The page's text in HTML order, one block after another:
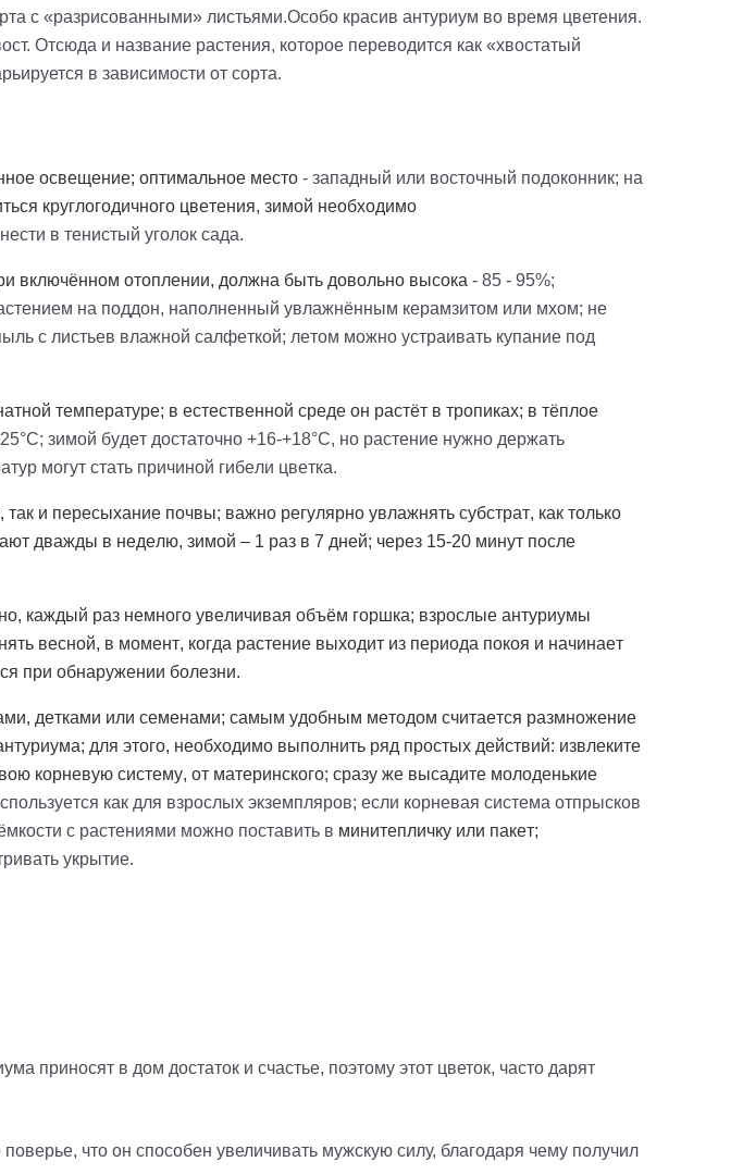
с «разрисованными» листьями.Особо красив антуриум во время цветения.
Отсюда и название растения, которое переводится как «хвостатый
в зависимости от сорта.
освещение; оптимальное место - западный или восточный подоконник; на
круглогодичного цветения, зимой необходимо
в тенистый уголок сада.
включённом отоплении, должна быть довольно высока - 85 - 95%;
на поддон, наполненный увлажнённым керамзитом или мхом; не
с листьев влажной салфеткой; летом можно устраивать купание под
температуре; в естественной среде он растёт в тропиках; в тёплое
зимой будет достаточно +16-+18°C, но растение нужно держать
могут стать причиной гибели цветка.
и пересыхание почвы; важно регулярно увлажнять субстрат, как только
дважды в неделю, зимой – 1 раз в 7 дней; через 15-20 минут после
каждый раз немного увеличивая объём горшка; взрослые антуриумы
весной, в момент, когда растение выходит из периода покоя и начинает
при обнаружении болезни.
детками или семенами; самым удобным методом считается размножение
для этого, необходимо выполнить ряд простых действий: извлеките
корневую систему, от материнского; сразу же высадите молоденькие
как для взрослых экземпляров; если корневая система отпрысков
с растениями можно поставить в минитепличку или пакет;
укрытие.
приносят в дом достаток и счастье, поэтому этот цветок, часто дарят
что он способен увеличивать мужскую силу, благодаря чему получил